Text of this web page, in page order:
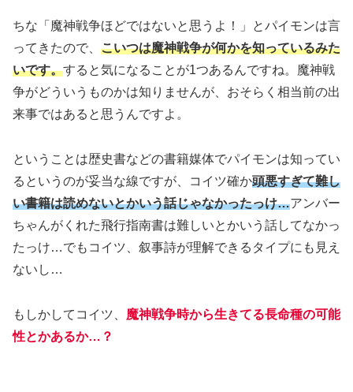
ちな「魔神戦争ほどではないと思うよ！」とパイモンは言
ってきたので、 こいつは魔神戦争が何かを知っているみた
いです。すると気になることが1つあるんですね。魔神戦
争がどういうものかは知りませんが、おそらく相当前の出
来事ではあると思うんですよ。
ということは歴史書などの書籍媒体でパイモンは知ってい
るというのが妥当な線ですが、コイツ確か頭悪すぎて難し
い書籍は読めないとかいう話じゃなかったっけ…アンバー
ちゃんがくれた飛行指南書は難しいとかいう話してなかっ
たっけ…でもコイツ、叙事詩が理解できるタイプにも見え
ないし…
もしかしてコイツ、 魔神戦争時から生きてる長命種の可能
性とかあるか…？